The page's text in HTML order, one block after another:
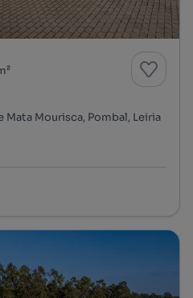
Mata Mourisca, Pombal, Leiria